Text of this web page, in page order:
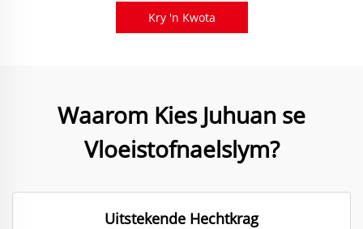
Kry 'n Kwota
Waarom Kies Juhuan se
Vloeistofnaelslym?
Uitstekende Hechtkrag